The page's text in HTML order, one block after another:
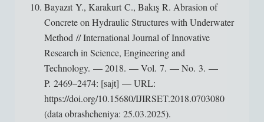
Bayazıt Y., Karakurt C., Bakış R. Abrasion of
Concrete on Hydraulic Structures with Underwater
Method // International Journal of Innovative
Research in Science, Engineering and
Technology. — 2018. — Vol. 7. — No. 3. —
P. 2469–2474: [sajt] — URL:
https://doi.org/10.15680/IJIRSET.2018.0703080
(data obrashcheniya: 25.03.2025).